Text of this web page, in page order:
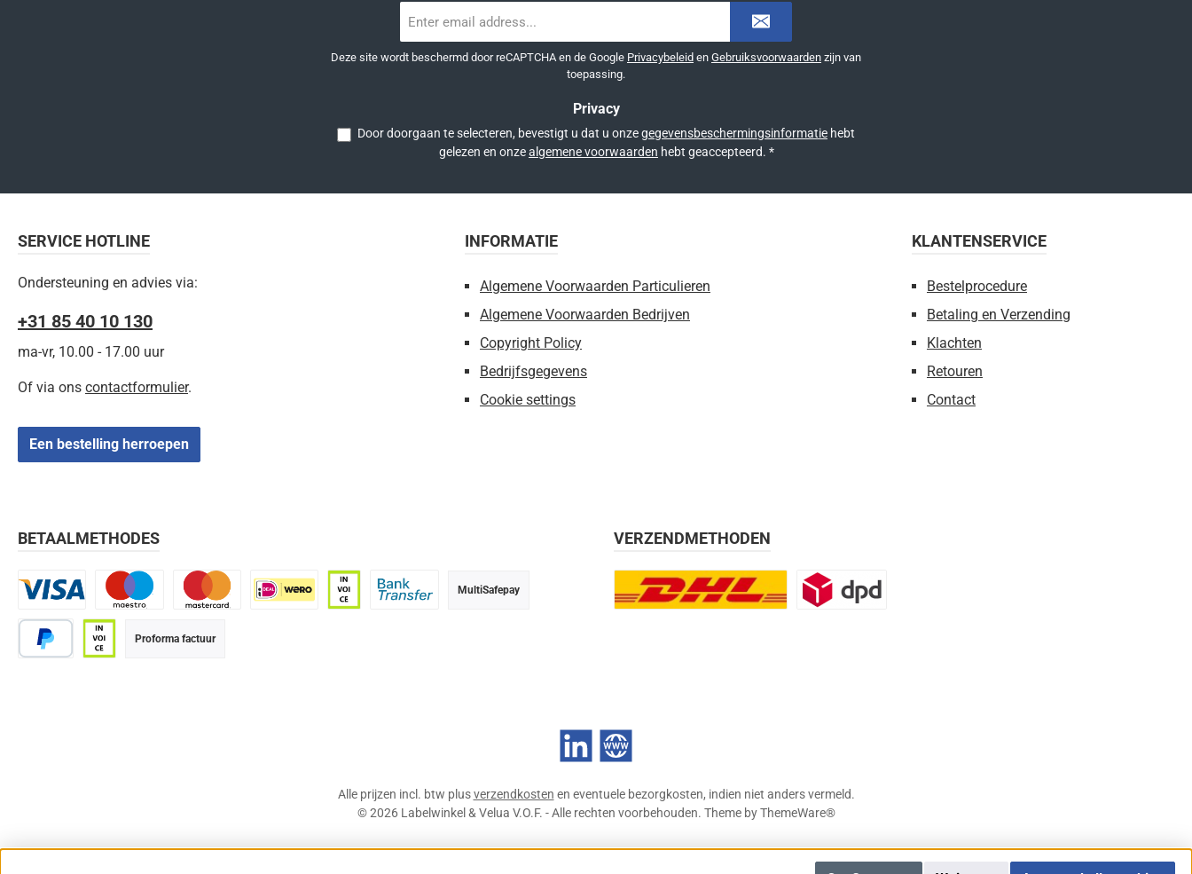
mailadres
Deze site wordt beschermd door reCAPTCHA en de Google Privacybeleid en Gebruiksvoorwaarden zijn van
toepassing.
Privacy
Door doorgaan te selecteren, bevestigt u dat u onzegegevensbeschermingsinformatie hebt
gelezen en onzealgemene voorwaarden hebt geaccepteerd. *
SERVICE HOTLINE
Ondersteuning en advies via:
+31 85 40 10 130
ma-vr, 10.00 - 17.00 uur
Of via ons contactformulier.
Een bestelling herroepen
INFORMATIE
Algemene Voorwaarden Particulieren
Algemene Voorwaarden Bedrijven
Copyright Policy
Bedrijfsgegevens
Cookie settings
KLANTENSERVICE
Bestelprocedure
Betaling en Verzending
Klachten
Retouren
Contact
BETAALMETHODES
MultiSafepay
Proforma factuur
Visa Maestro
VERZENDMETHODEN
LinkedIn Website
Alle prijzen incl. btw plusverzendkosten en eventuele bezorgkosten, indien niet anders vermeld.
© 2026 Labelwinkel & Velua V.O.F. - Alle rechten voorbehouden. Theme byThemeWare®